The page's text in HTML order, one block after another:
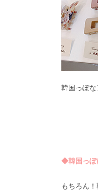
韓国っぽ
◆韓国っぽ
もちろん